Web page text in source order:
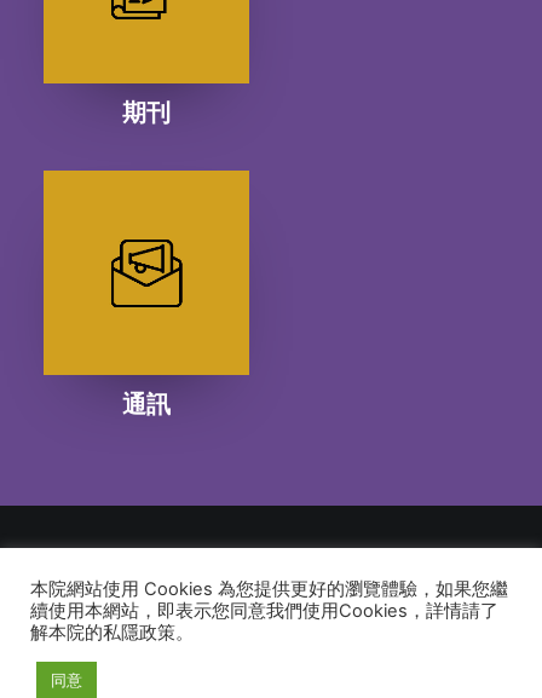
期刊
通訊
© 2026 建道神學院Alliance Bible Seminary. All rights reserved
本院網站使用 Cookies 為您提供更好的瀏覽體驗，如果您繼
續使用本網站，即表示您同意我們使用Cookies，詳情請了
解本院的私隱政策。
同意